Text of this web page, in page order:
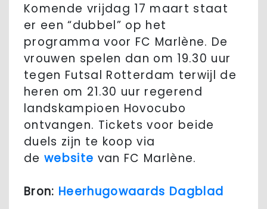
Komende vrijdag 17 maart staat
er een “dubbel” op het
programma voor FC Marlène. De
vrouwen spelen dan om 19.30 uur
tegen Futsal Rotterdam terwijl de
heren om 21.30 uur regerend
landskampioen Hovocubo
ontvangen. Tickets voor beide
duels zijn te koop via
de website van FC Marlène.
Bron: Heerhugowaards Dagblad